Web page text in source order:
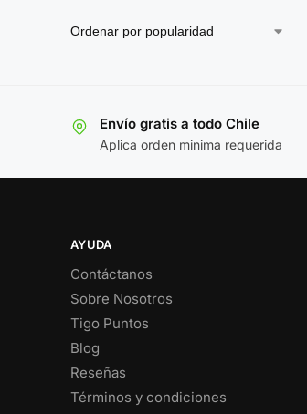
Envío gratis a todo Chile
Aplica orden minima requerida
AYUDA
Contáctanos
Sobre Nosotros
Tigo Puntos
Blog
Reseñas
Términos y condiciones